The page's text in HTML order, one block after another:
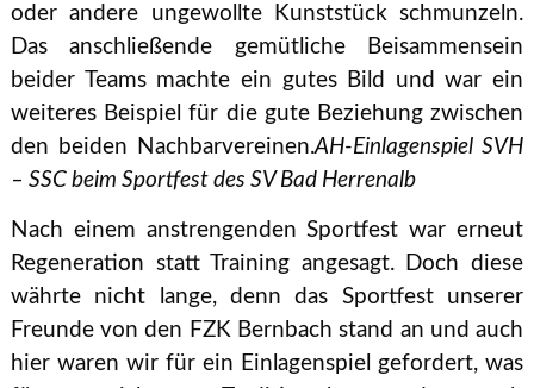
oder andere ungewollte Kunststück schmunzeln.
Das anschließende gemütliche Beisammensein
beider Teams machte ein gutes Bild und war ein
weiteres Beispiel für die gute Beziehung zwischen
den beiden Nachbarvereinen.AH-Einlagenspiel SVH
– SSC beim Sportfest des SV Bad Herrenalb
Nach einem anstrengenden Sportfest war erneut
Regeneration statt Training angesagt. Doch diese
währte nicht lange, denn das Sportfest unserer
Freunde von den FZK Bernbach stand an und auch
hier waren wir für ein Einlagenspiel gefordert, was